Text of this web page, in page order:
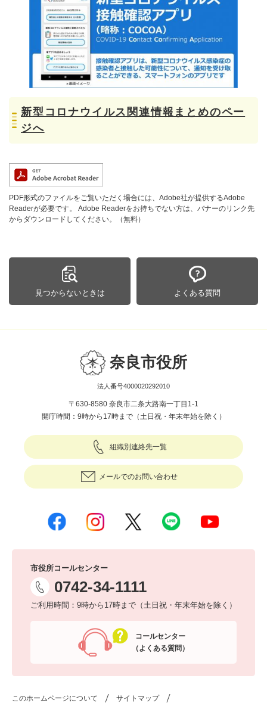
新型コロナウイルス関連情報まとめのペー
ジへ
PDF形式のファイルをご覧いただく場合には、Adobe社が提供するAdobe
Readerが必要です。
Adobe Readerをお持ちでない方は、バナーのリンク先
からダウンロードしてください。（無料）
見つからないときは よくある質問
奈良市役所
法人番号4000020292010
〒630-8580 奈良市二条大路南一丁目1-1
開庁時間：9時から17時まで（土日祝・年末年始を除く）
組織別連絡先一覧
メールでのお問い合わせ
市役所コールセンター
0742-34-1111
ご利用時間：9時から17時まで（土日祝・年末年始を除く）
コールセンター
（よくある質問）
このホームページについて サイトマップ